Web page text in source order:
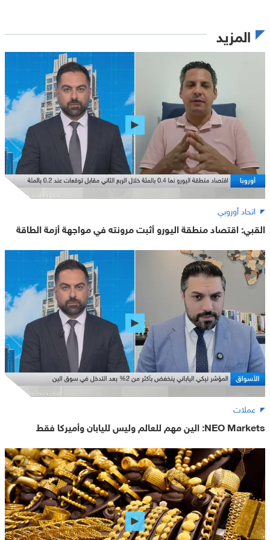
المزيد
اتحاد أوروبي
القبي: اقتصاد منطقة اليورو أثبت مرونته في مواجهة أزمة الطاقة
عملات
NEO Markets: الين مهم للعالم وليس لليابان وأميركا فقط